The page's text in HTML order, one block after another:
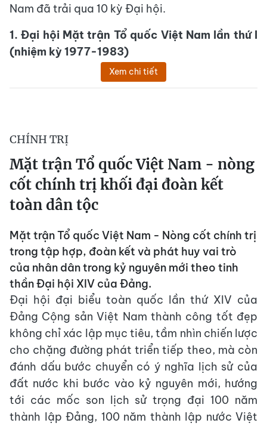
Nam đã trải qua 10 kỳ Đại hội.
1. Đại hội Mặt trận Tổ quốc Việt Nam lần thứ I
(nhiệm kỳ 1977-1983)
Xem chi tiết
CHÍNH TRỊ
Mặt trận Tổ quốc Việt Nam - nòng
cốt chính trị khối đại đoàn kết
toàn dân tộc
Mặt trận Tổ quốc Việt Nam - Nòng cốt chính trị
trong tập hợp, đoàn kết và phát huy vai trò
của nhân dân trong kỷ nguyên mới theo tinh
thần Đại hội XIV của Đảng.
Đại hội đại biểu toàn quốc lần thứ XIV của
Đảng Cộng sản Việt Nam thành công tốt đẹp
không chỉ xác lập mục tiêu, tầm nhìn chiến lược
cho chặng đường phát triển tiếp theo, mà còn
đánh dấu bước chuyển có ý nghĩa lịch sử của
đất nước khi bước vào kỷ nguyên mới, hướng
tới các mốc son lịch sử trọng đại 100 năm
thành lập Đảng, 100 năm thành lập nước Việt